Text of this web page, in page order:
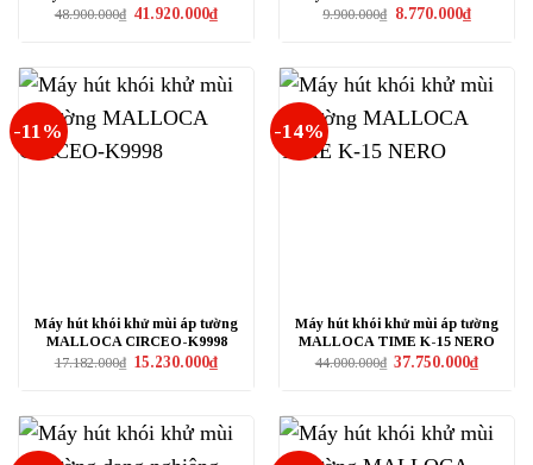
48.900.000₫ Giá
41.920.000₫Giá
hiện
41.920.000₫.
9.900.000₫ Giá
8.770.000₫Giá
hiện
-11%
Máy hút khói khử mùi áp tường
MALLOCA CIRCEO-K9998
17.182.000₫ Giá
15.230.000₫Giá
hiện
15.230.000₫.
-14%
Máy hút khói khử mùi áp tường
MALLOCA TIME K-15 NERO
44.000.000₫ Giá
37.750.000₫Giá
hiện